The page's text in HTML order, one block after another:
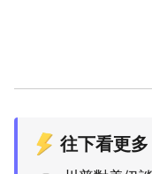
往下看更多